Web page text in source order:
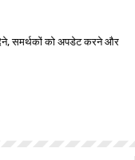
देने, समर्थकों को अपडेट करने और